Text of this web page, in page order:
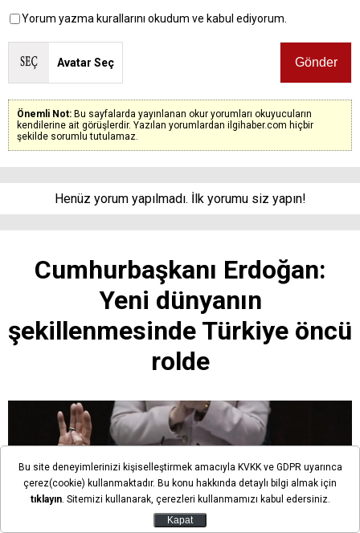
Yorum yazma kurallarını okudum ve kabul ediyorum.
Avatar Seç
Önemli Not: Bu sayfalarda yayınlanan okur yorumları okuyucuların
kendilerine ait görüşlerdir. Yazılan yorumlardan ilgihaber.com hiçbir
şekilde sorumlu tutulamaz.
Henüz yorum yapılmadı. İlk yorumu siz yapın!
Cumhurbaşkanı Erdoğan:
Yeni dünyanın
şekillenmesinde Türkiye öncü
rolde
Bu site deneyimlerinizi kişiselleştirmek amacıyla KVKK ve GDPR uyarınca
çerez(cookie) kullanmaktadır. Bu konu hakkında detaylı bilgi almak için
tıklayın. Sitemizi kullanarak, çerezleri kullanmamızı kabul edersiniz.
Kapat